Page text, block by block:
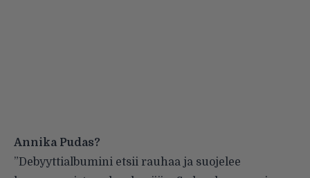
Annika Pudas?
”Debyyttialbumini etsii rauhaa ja suojelee